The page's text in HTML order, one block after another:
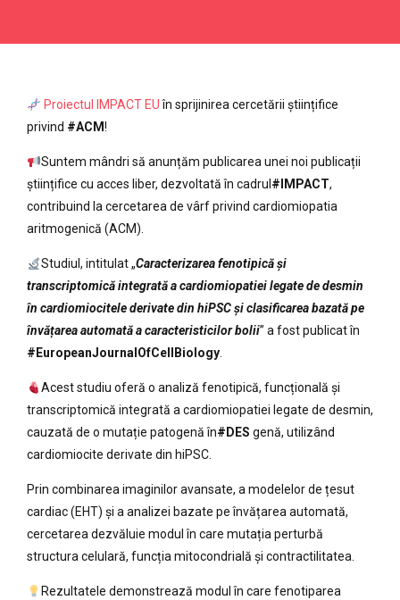
Proiectul IMPACT EUîn sprijinirea cercetării științifice
privind #ACM!
Suntem mândri să anunțăm publicarea unei noi publicații
științifice cu acces liber, dezvoltată în cadrul #IMPACT,
contribuind la cercetarea de vârf privind cardiomiopatia
aritmogenică (ACM).
Studiul, intitulat „Caracterizarea fenotipică și
transcriptomică integrată a cardiomiopatiei legate de desmin
în cardiomiocitele derivate din hiPSC și clasificarea bazată pe
învățarea automată a caracteristicilor bolii” a fost publicat în
#EuropeanJournalOfCellBiology.
Acest studiu oferă o analiză fenotipică, funcțională și
transcriptomică integrată a cardiomiopatiei legate de desmin,
cauzată de o mutație patogenă în#DES genă, utilizând
cardiomiocite derivate din hiPSC.
Prin combinarea imaginilor avansate, a modelelor de țesut
cardiac (EHT) și a analizei bazate pe învățarea automată,
cercetarea dezvăluie modul în care mutația perturbă
structura celulară, funcția mitocondrială și contractilitatea.
Rezultatele demonstrează modul în care fenotiparea